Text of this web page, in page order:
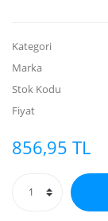
Kategori
Marka
Stok Kodu
Fiyat
856,95 TL